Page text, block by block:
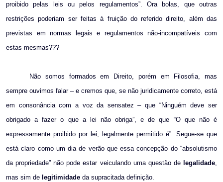
proibido pelas leis ou pelos regulamentos”. Ora bolas, que outras
restrições poderiam ser feitas à fruição do referido direito, além das
previstas em normas legais e regulamentos não-incompatíveis com
estas mesmas???
Não somos formados em Direito, porém em Filosofia, mas
sempre ouvimos falar – e cremos que, se não juridicamente correto, está
em consonância com a voz da sensatez – que “Ninguém deve ser
obrigado a fazer o que a lei não obriga”, e de que “O que não é
expressamente proibido por lei, legalmente permitido é”. Segue-se que
está claro como um dia de verão que essa concepção do “absolutismo
da propriedade” não pode estar veiculando uma questão de legalidade,
mas sim de legitimidade da supracitada definição.